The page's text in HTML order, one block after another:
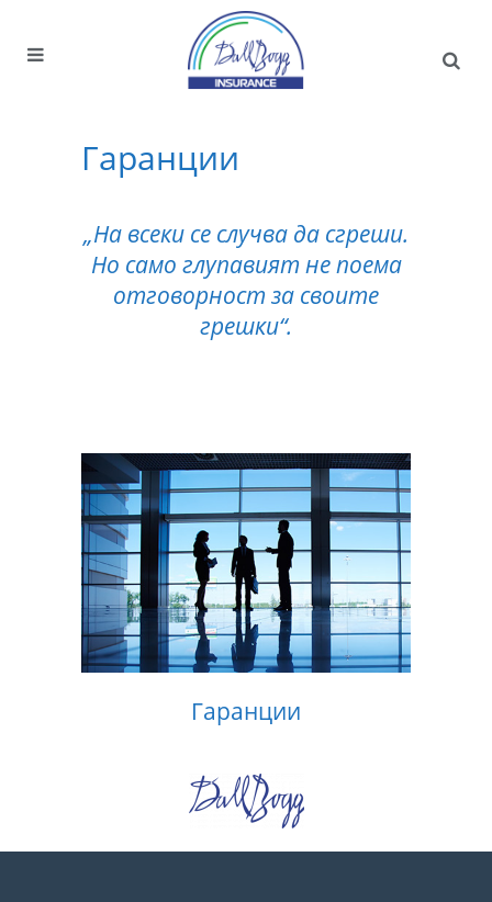
Гаранции
„На всеки се случва да сгреши.
Но само глупавият не поема
отговорност за своите
грешки“.
Гаранции